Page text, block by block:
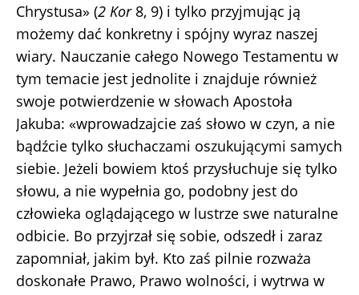
Chrystusa» (2 Kor 8, 9) i tylko przyjmując ją
możemy dać konkretny i spójny wyraz naszej
wiary. Nauczanie całego Nowego Testamentu w
tym temacie jest jednolite i znajduje również
swoje potwierdzenie w słowach Apostoła
Jakuba: «wprowadzajcie zaś słowo w czyn, a nie
bądźcie tylko słuchaczami oszukującymi samych
siebie. Jeżeli bowiem ktoś przysłuchuje się tylko
słowu, a nie wypełnia go, podobny jest do
człowieka oglądającego w lustrze swe naturalne
odbicie. Bo przyjrzał się sobie, odszedł i zaraz
zapomniał, jakim był. Kto zaś pilnie rozważa
doskonałe Prawo, Prawo wolności, i wytrwa w